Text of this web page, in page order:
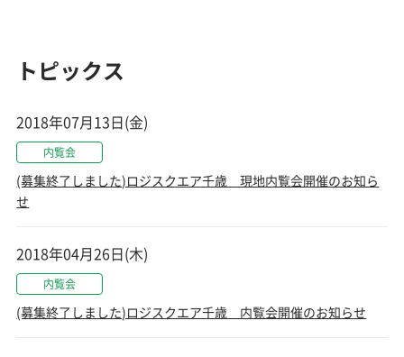
トピックス
内覧会
(募集終了しました)ロジスクエア千歳 現地内覧会開催のお知ら
せ
2018年07月13日(金)
内覧会
(募集終了しました)ロジスクエア千歳 内覧会開催のお知らせ
2018年04月26日(木)